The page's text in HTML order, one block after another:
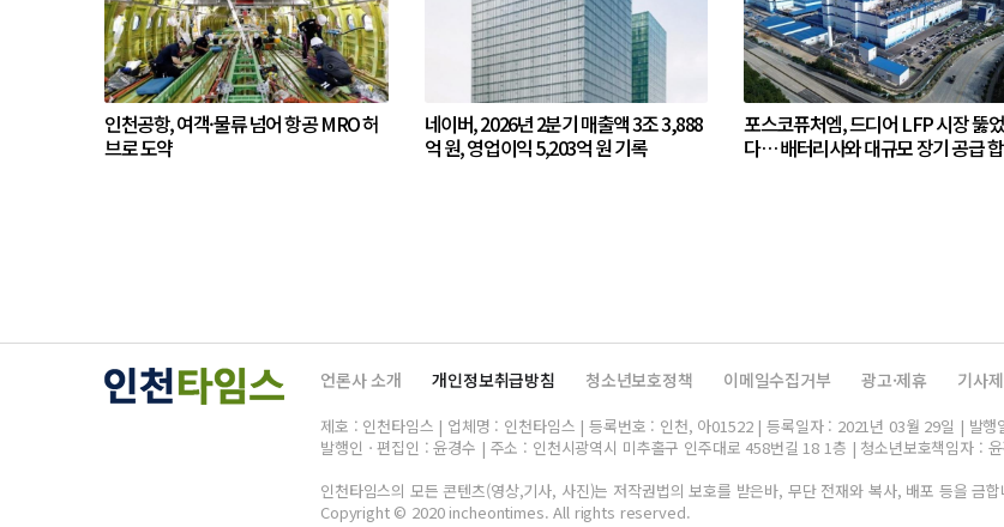
인천공항, 여객·물류 넘어 항공 MRO 허
브로 도약
네이버, 2026년 2분기 매출액 3조 3,888
억 원, 영업이익 5,203억 원 기록
포스코퓨처엠, 드디어 LFP 시장 뚫었
다… 배터리사와 대규모 장기 공급
언론사 소개 개인정보취급방침 청소년보호정책 이메일수집거부 광고·제휴 기사
제호 : 인천타임스 | 업체명 : 인천타임스 | 등록번호 : 인천, 아01522 | 등록일자 : 2021년 03월 29일 | 발행
발행인ㆍ편집인 : 윤경수 | 주소 : 인천시광역시 미추홀구 인주대로 458번길 18 1층 | 청소년보호책임자 :
인천타임스의 모든 콘텐츠(영상,기사, 사진)는 저작권법의 보호를 받은바, 무단 전재와 복사, 배포 등을 금
Copyright © 2020 incheontimes. All rights reserved.